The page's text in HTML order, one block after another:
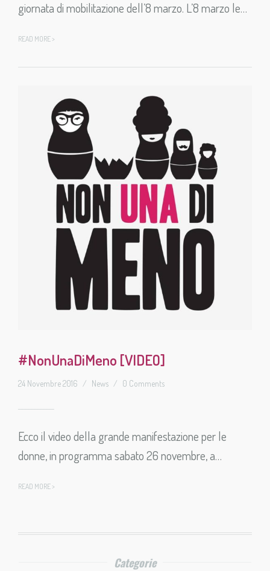
giornata di mobilitazione dell’8 marzo. L’8 marzo le…
READ MORE >
#NonUnaDiMeno [VIDEO]
24 Novembre 2016 / News / 0 Comments
Ecco il video della grande manifestazione per le
donne, in programma sabato 26 novembre, a…
READ MORE >
Categorie